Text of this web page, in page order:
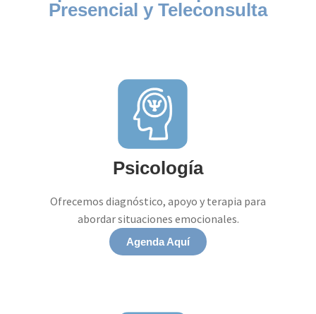
Presencial y Teleconsulta
Psicología
Ofrecemos diagnóstico, apoyo y terapia para
abordar situaciones emocionales.
Agenda Aquí